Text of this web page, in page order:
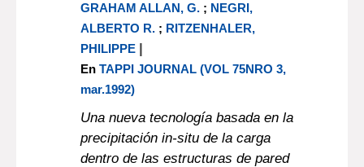
GRAHAM ALLAN, G.; NEGRI,
ALBERTO R.; RITZENHALER,
PHILIPPE |
En TAPPI JOURNAL (VOL 75NRO 3,
mar.1992)
Una nueva tecnología basada en la
precipitación in-situ de la carga
dentro de las estructuras de pared